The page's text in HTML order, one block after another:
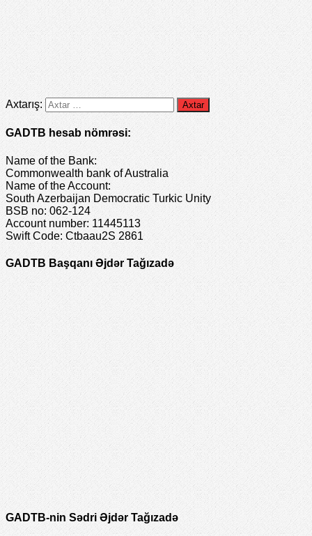
Axtarış:
GADTB hesab nömrəsi:
Name of the Bank:
Commonwealth bank of Australia
Name of the Account:
South Azerbaijan Democratic Turkic Unity
BSB no: 062-124
Account number: 11445113
Swift Code: Ctbaau2S 2861
GADTB Başqanı Əjdər Tağızadə
GADTB-nin Sədri Əjdər Tağızadə